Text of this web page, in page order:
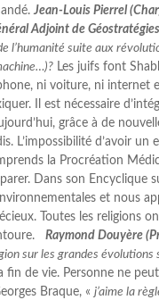
Jean-Louis Pierrel
Adjoint de
l’humanité suite aux
Les juifs font
ni voiture, ni internet
Il est nécessaire
grâce à de
L’impossibilité d’avoir
la Procréation
Dans son Encyclique
et nous
Toutes les religions
Raymond Douyère
sur les grandes évolutions
de vie. Personne ne
Braque, « j’aime la